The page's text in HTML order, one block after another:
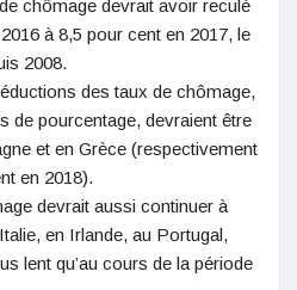
chômage devrait avoir reculé
à 8,5 pour cent en 2017, le
2008.
des taux de chômage,
de pourcentage, devraient être
et en Grèce (respectivement
en 2018).
devrait aussi continuer à
en Irlande, au Portugal,
lent qu’au cours de la période